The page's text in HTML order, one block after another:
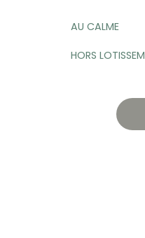
AU CALME
HORS